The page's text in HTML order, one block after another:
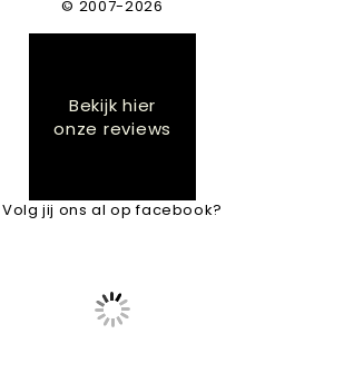
© 2007-2026
Bekijk hier
onze reviews
Volg jij ons al op facebook?